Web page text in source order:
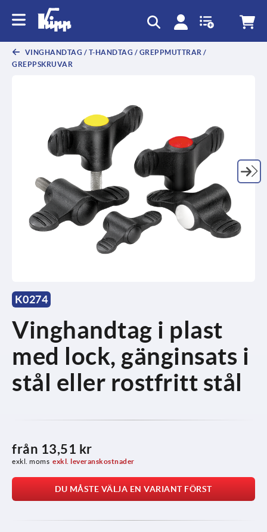
VINGHANDTAG / T-HANDTAG / GREPPMUTTRAR /
GREPPSKRUVAR
K0274
Vinghandtag i plast
med lock, gänginsats i
stål eller rostfritt stål
från 13,51 kr
exkl. moms exkl. leveranskostnader
DU MÅSTE VÄLJA EN VARIANT FÖRST